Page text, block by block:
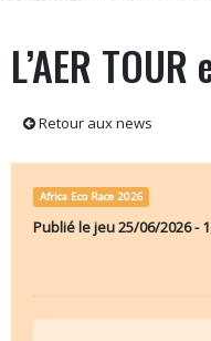
L’AER
Retour aux news
Africa Eco Race 2026
Publié lejeu 25/06/2026 -